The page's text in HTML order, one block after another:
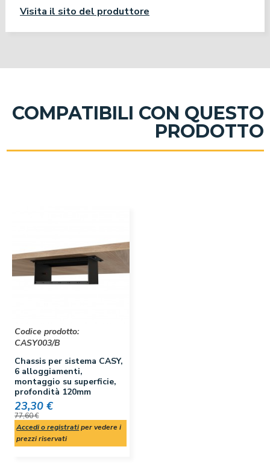
Visita il sito del produttore
COMPATIBILI CON QUESTO
PRODOTTO
Codice prodotto:
CASY003/B
Chassis per sistema CASY,
6 alloggiamenti,
montaggio su superficie,
profondità 120mm
23,30 €
77,60 €
Accedi o registratiper vedere i
prezzi riservati